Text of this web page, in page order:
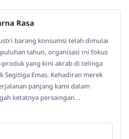
Rasa
barang konsumsi telah dimulai
puluhan tahun, organisasi ini fokus
yang kini akrab di telinga
Segitiga Emas. Kehadiran merek
panjang kami dalam
ketatnya persaingan...